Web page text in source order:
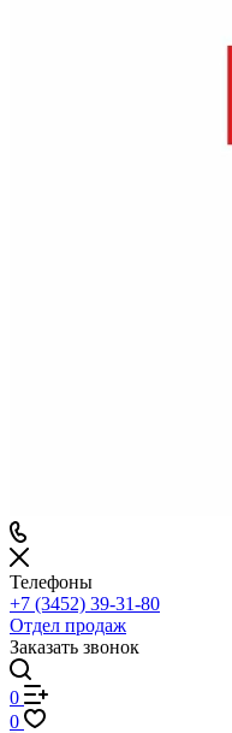
Телефоны
+7 (3452) 39-31-80
Отдел продаж
Заказать звонок
0
0